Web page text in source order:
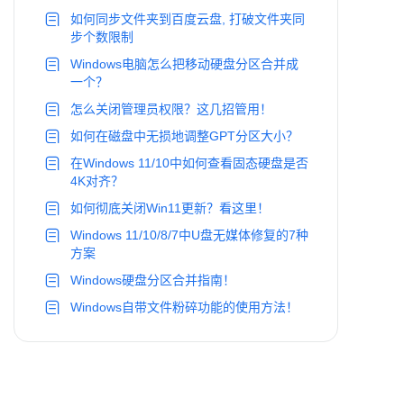
如何同步文件夹到百度云盘, 打破文件夹同
步个数限制
Windows电脑怎么把移动硬盘分区合并成
一个？
怎么关闭管理员权限？这几招管用！
如何在磁盘中无损地调整GPT分区大小？
在Windows 11/10中如何查看固态硬盘是否
4K对齐？
如何彻底关闭Win11更新？看这里！
Windows 11/10/8/7中U盘无媒体修复的7种
方案
Windows硬盘分区合并指南！
Windows自带文件粉碎功能的使用方法！